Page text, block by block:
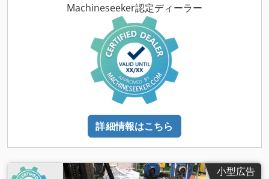
Machineseeker認定ディーラー
詳細情報はこちら
小型広告